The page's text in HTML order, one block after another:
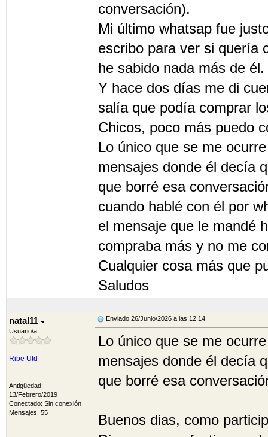
conversación).
Mi último whatsap fue
escribo para ver si quería
he sabido nada más de él.
Y hace dos días me di
salía que podía comprar
Chicos, poco más puedo
Lo único que se me
mensajes donde él decía
que borré esa
cuando hablé con él por
el mensaje que le mandé
compraba más y no me
Cualquier cosa más que
Saludos
natal11
Usuario/a
Ribe Utd
Antigüedad:
13/Febrero/2019
Conectado: Sin conexión
Mensajes: 55
Enviado 26/Junio/2026 a las 12:14
Lo único que se me
mensajes donde él decía
que borré esa
Buenos dias, como